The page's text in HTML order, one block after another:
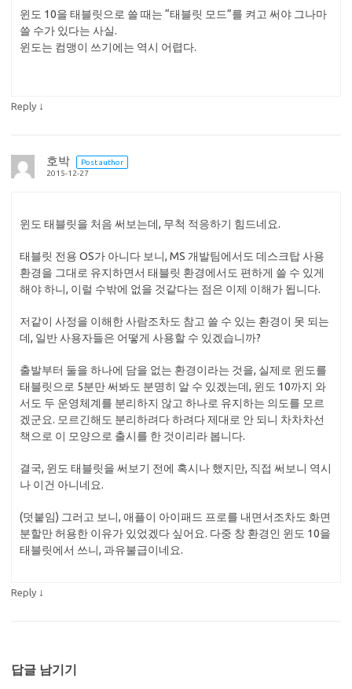
윈도 10을 태블릿으로 쓸 때는 “태블릿 모드”를 켜고 써야 그나마
쓸 수가 있다는 사실.
윈도는 컴맹이 쓰기에는 역시 어렵다.
Reply ↓
호박
Post author
2015-12-27
윈도 태블릿을 처음 써보는데, 무척 적응하기 힘드네요.
태블릿 전용 OS가 아니다 보니, MS 개발팀에서도 데스크탑 사용
환경을 그대로 유지하면서 태블릿 환경에서도 편하게 쓸 수 있게
해야 하니, 이럴 수밖에 없을 것같다는 점은 이제 이해가 됩니다.
저같이 사정을 이해한 사람조차도 참고 쓸 수 있는 환경이 못 되는
데, 일반 사용자들은 어떻게 사용할 수 있겠습니까?
출발부터 둘을 하나에 담을 없는 환경이라는 것을, 실제로 윈도를
태블릿으로 5분만 써봐도 분명히 알 수 있겠는데, 윈도 10까지 와
서도 두 운영체계를 분리하지 않고 하나로 유지하는 의도를 모르
겠군요. 모르긴해도 분리하려다 하려다 제대로 안 되니 차차차선
책으로 이 모양으로 출시를 한 것이리라 봅니다.
결국, 윈도 태블릿을 써보기 전에 혹시나 했지만, 직접 써보니 역시
나 이건 아니네요.
(덧붙임) 그러고 보니, 애플이 아이패드 프로를 내면서조차도 화면
분할만 허용한 이유가 있었겠다 싶어요. 다중 창 환경인 윈도 10을
태블릿에서 쓰니, 과유불급이네요.
Reply ↓
답글 남기기